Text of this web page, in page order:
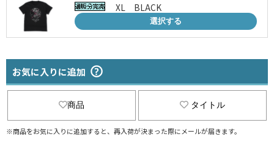
XL BLACK
選択する
お気に入りに追加
商品 タイトル
※商品をお気に入りに追加すると、再入荷が決まった際にメールが届きます。